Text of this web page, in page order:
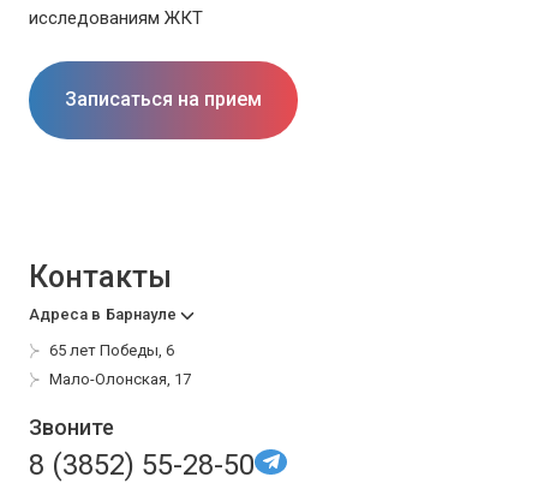
исследованиям ЖКТ
Записаться на прием
Контакты
Адреса в Барнауле
65 лет Победы, 6
Мало-Олонская, 17
Звоните
8 (3852) 55-28-50